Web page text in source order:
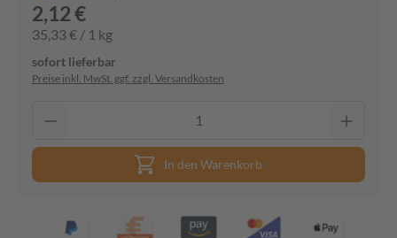
2,12 €
35,33 € / 1 kg
sofort lieferbar
Preise inkl. MwSt. ggf. zzgl. Versandkosten
In den Warenkorb